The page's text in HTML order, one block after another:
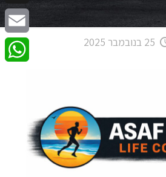
25 בנובמבר 2025
X
Email